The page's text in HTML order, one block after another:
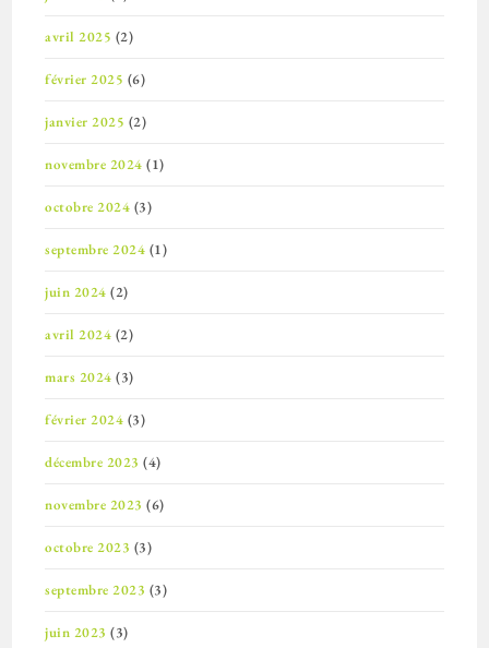
avril 2025 (2)
février 2025 (6)
janvier 2025 (2)
novembre 2024 (1)
octobre 2024 (3)
septembre 2024 (1)
juin 2024 (2)
avril 2024 (2)
mars 2024 (3)
février 2024 (3)
décembre 2023 (4)
novembre 2023 (6)
octobre 2023 (3)
septembre 2023 (3)
juin 2023 (3)